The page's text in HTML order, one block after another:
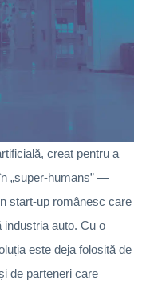
creat pentru a
„super-humans” —
start-up românesc care
auto. Cu o
este deja folosită de
de parteneri care